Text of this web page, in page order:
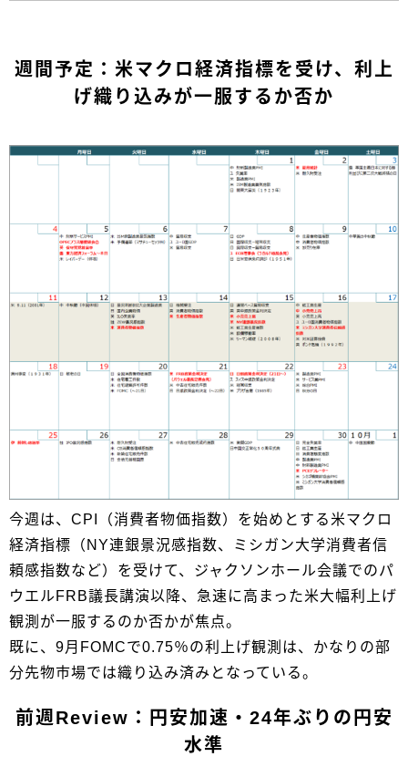
週間予定：米マクロ経済指標を受け、利上
げ織り込みが一服するか否か
今週は、CPI（消費者物価指数）を始めとする米マクロ
経済指標（NY連銀景況感指数、ミシガン大学消費者信
頼感指数など）を受けて、ジャクソンホール会議でのパ
ウエルFRB議長講演以降、急速に高まった米大幅利上げ
観測が一服するのか否かが焦点。
既に、9月FOMCで0.75％の利上げ観測は、かなりの部
分先物市場では織り込み済みとなっている。
前週Review：円安加速・24年ぶりの円安
水準